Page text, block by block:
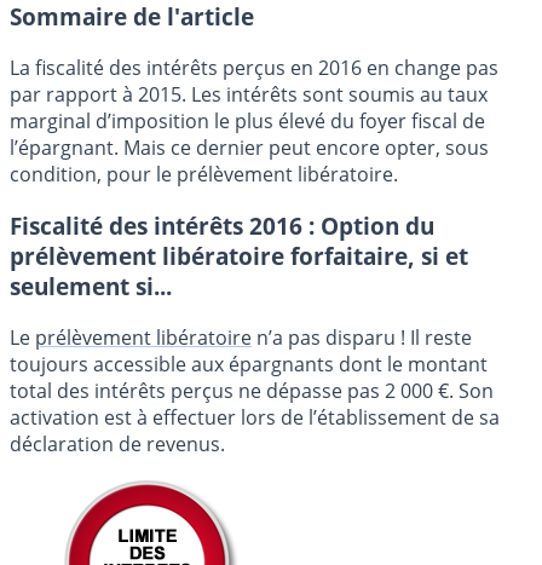
Sommaire de l'article
La fiscalité des intérêts perçus en 2016 en change pas
par rapport à 2015. Les intérêts sont soumis au taux
marginal d’imposition le plus élevé du foyer fiscal de
l’épargnant. Mais ce dernier peut encore opter, sous
condition, pour le prélèvement libératoire.
Fiscalité des intérêts 2016 : Option du
prélèvement libératoire forfaitaire, si et
seulement si...
Le prélèvement libératoire n’a pas disparu ! Il reste
toujours accessible aux épargnants dont le montant
total des intérêts perçus ne dépasse pas 2 000 €. Son
activation est à effectuer lors de l’établissement de sa
déclaration de revenus.